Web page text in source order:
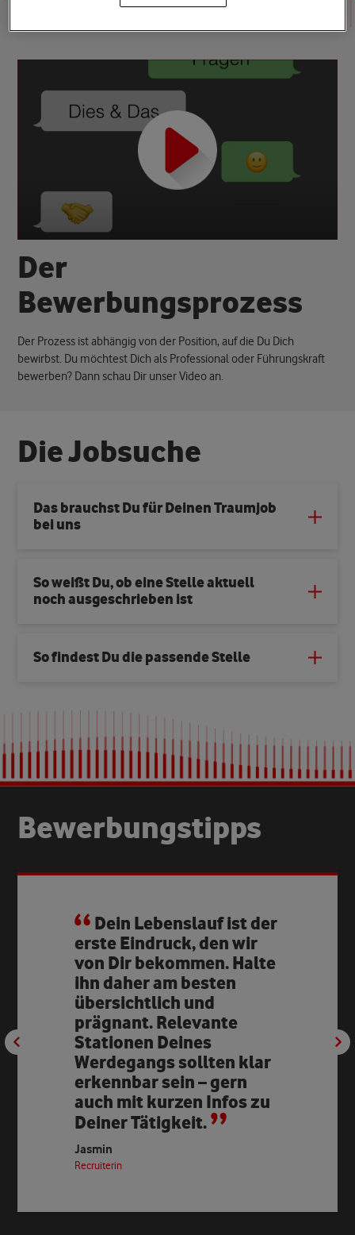
Der
Bewerbungsprozess
Der Prozess ist abhängig von der Position, auf die Du Dich
bewirbst. Du möchtest Dich als Professional oder Führungskraft
bewerben? Dann schau Dir unser Video an.
DieJobsuche
Das brauchst Du für Deinen Traumjob
bei uns
So weißt Du, ob eine Stelle aktuell
noch ausgeschrieben ist
So findest Du die passende Stelle
Bewerbungstipps
Dein Lebenslauf ist der
erste Eindruck, den wir
von Dir bekommen. Halte
ihn daher am besten
übersichtlich und
prägnant. Relevante
Stationen Deines
Werdegangs sollten klar
erkennbar sein – gern
auch mit kurzen Infos zu
Deiner Tätigkeit.
Jasmin
Recruiterin